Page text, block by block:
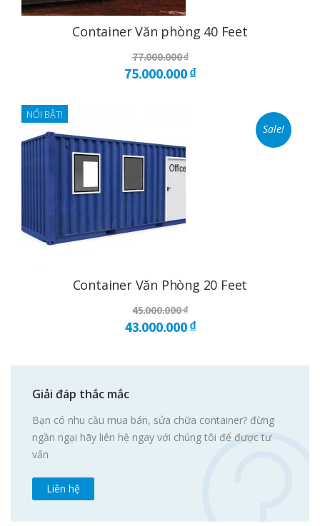
Container Văn phòng 40 Feet
77.000.000₫
Giá
75.000.000₫
là:
75.000.000 ₫.
Sale!
NỔI BẬT!
Container Văn Phòng 20 Feet
45.000.000₫
Giá
là:
43.000.000₫
hiện
43.000.000 ₫.
Giải đáp thắc mắc
Bạn có nhu cầu mua bán, sửa chữa container? đừng
ngần ngại hãy liên hệ ngay với chúng tôi để được tư
vấn
Liên hệ